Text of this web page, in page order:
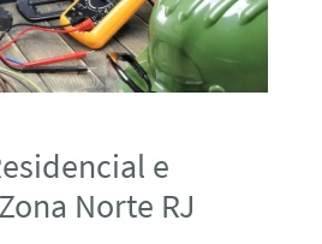
e
Norte RJ